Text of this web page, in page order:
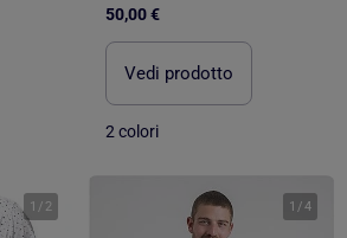
50,00 €
Vedi prodotto
2 colori
1 / 2 1 /4